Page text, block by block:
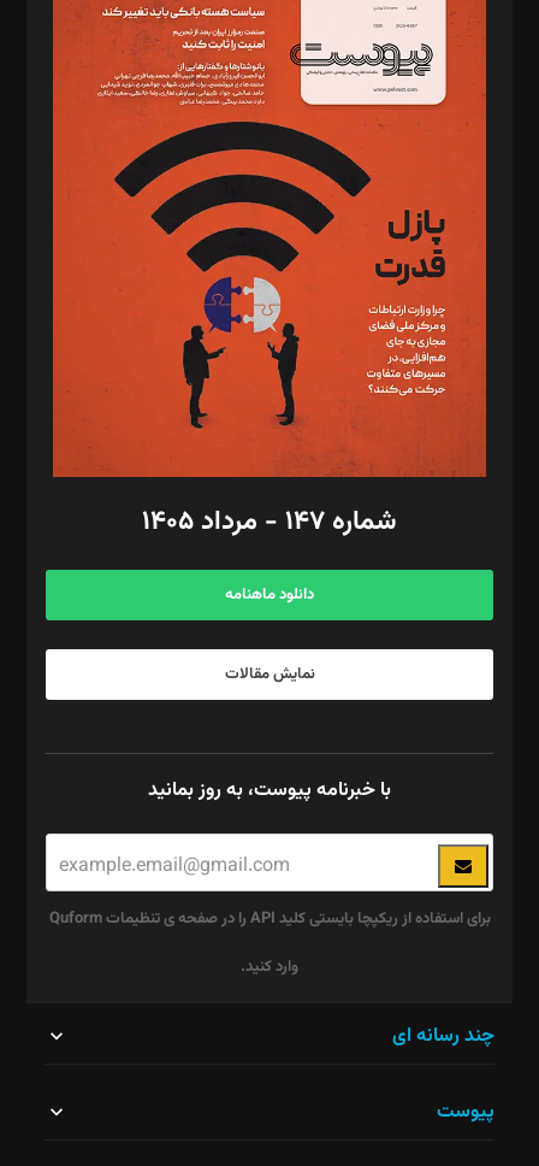
د‌بیر ناداستان: سمانه سمیع
د‌بیر خدمت و تجارت: ابوالفضل رجبی
د‌بیر حقوق فناوری: حسام‌الدین ایپکچی
د‌بیر پیوست جهان: مینا پاکدل
د‌بیر تحریریه آنلاین: بابک نقاش
تحریریه‌: مجتبی محمود‌ی، آرش برهمند، یسنا امان‌پور، سروش کرمیان،
مصطفی مسجدی آرانی، ابوالفضل رجبی، زهرا فکرانه، فائزه فتحی
رستمی،مصطفی باستان
ویرایش: نگار استاد‌‌آقا
طراح یونیفرم: مجید توکلی
فیلمبرداری و عکاسی: امیر شفیعی، مانی لطفی زاده
گرافیک و صفحه‌آرایی: سید‌سبحان‌علی ثابت
مد‌یر توسعه تجاری: کامبیز برید‌
امور مالی: شاپور رهبری، محمد‌ کاظمی‌نیا
آگهی و مشترکین: ۰۹۱۹۹۹۹۰۴۵۴
شماره ۱۴۷ - مرداد ۱۴۰۵
دانلود ماهنامه
نمایش مقالات
با خبرنامه پیوست، به روز بمانید
برای استفاده از ریکپچا بایستی کلید API را در صفحه ی تنظیمات Quform
وارد کنید.
نباید
چند رسانه ای
پیوست